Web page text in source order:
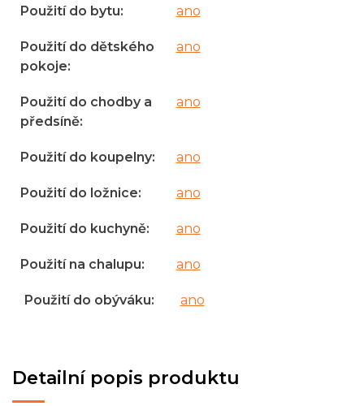
Detailní popis produktu
Použití do bytu: ano
Použití do dětského
pokoje:
ano
Použití do chodby a
předsíně:
ano
Použití do koupelny: ano
Použití do ložnice: ano
Použití do kuchyně: ano
Použití na chalupu: ano
Použití do obýváku: ano